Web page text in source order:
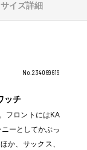
サイズ詳細
No.234069619
ッチ
フロントにはKA
ーとしてかぶっ
か、サックス、